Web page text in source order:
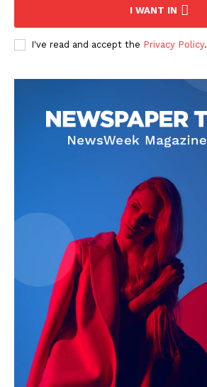
I WANT IN
I've read and accept the Privacy Policy.